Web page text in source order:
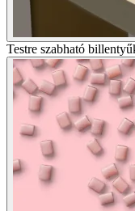
Testre szabható